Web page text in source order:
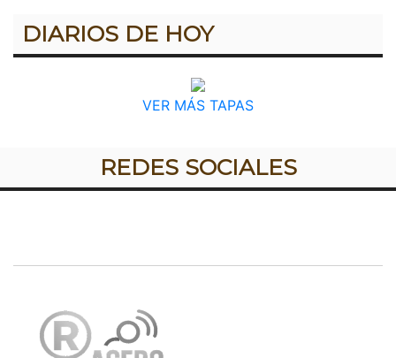
DIARIOS DE HOY
VER MÁS TAPAS
REDES SOCIALES